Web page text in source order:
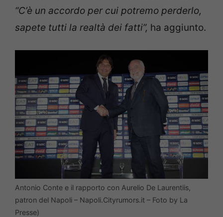
“C’è un accordo per cui potremo perderlo,
sapete tutti la realtà dei fatti”, ha aggiunto.
Antonio Conte e il rapporto con Aurelio De Laurentiis,
patron del Napoli – Napoli.Cityrumors.it – Foto by La
Presse)